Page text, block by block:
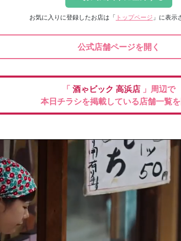
お気に入りに登録したお店は 「 トップページ 」に表示
公式店舗ページを開く
「 酒ゃビック 高浜店 」周辺で
本日チラシを掲載している店舗一覧を